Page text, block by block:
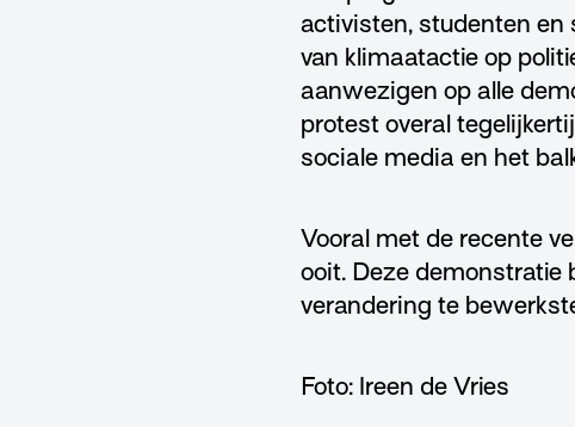
activisten, studenten en
van klimaatactie op
aanwezigen op alle
protest overal
sociale media en het
Vooral met de recente
ooit. Deze demonstratie
verandering te
Foto: Ireen de Vries